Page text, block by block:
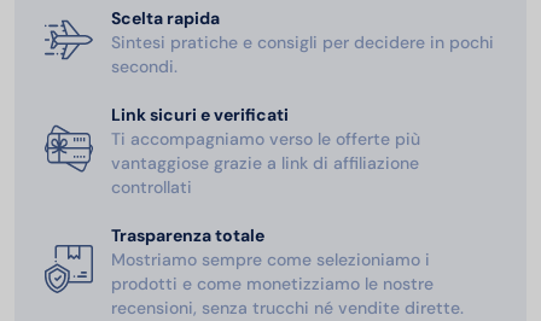
Scelta rapida
Sintesi pratiche e consigli per decidere in pochi
secondi.
Link sicuri e verificati
Ti accompagniamo verso le offerte più
vantaggiose grazie a link di affiliazione
controllati
Trasparenza totale
Mostriamo sempre come selezioniamo i
prodotti e come monetizziamo le nostre
recensioni, senza trucchi né vendite dirette.